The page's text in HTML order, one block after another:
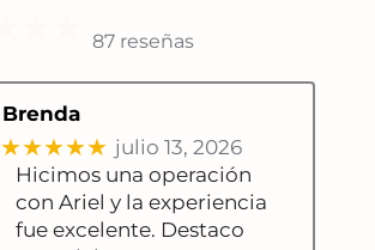
87 reseñas
Brenda
★★★★★ julio 13, 2026
Hicimos una operación
con Ariel y la experiencia
fue excelente. Destaco